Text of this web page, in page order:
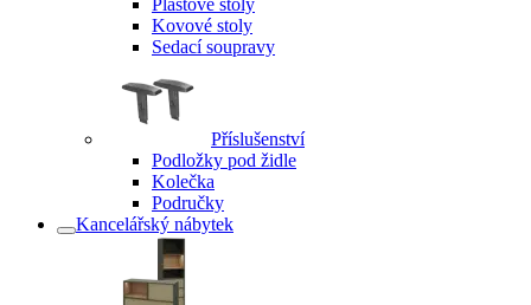
Plastové stoly
Kovové stoly
Sedací soupravy
Příslušenství
Podložky pod židle
Kolečka
Područky
Kancelářský nábytek